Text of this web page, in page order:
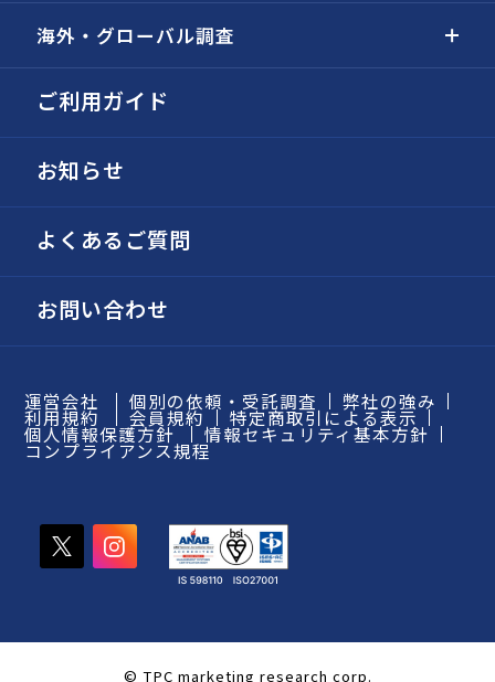
海外・グローバル調査
ご利用ガイド
お知らせ
よくあるご質問
お問い合わせ
運営会社 個別の依頼・受託調査 弊社の強み
利用規約 会員規約 特定商取引による表示
個人情報保護方針 情報セキュリティ基本方針
コンプライアンス規程
© TPC marketing research corp.